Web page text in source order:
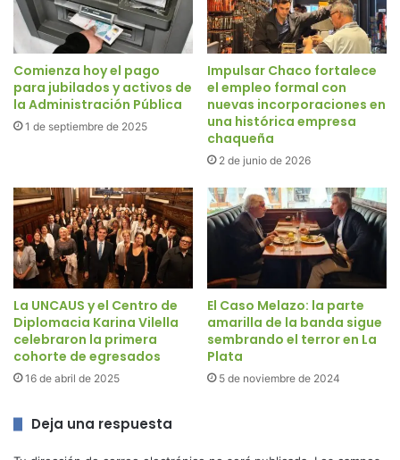
Comienza hoy el pago
para jubilados y activos de
la Administración Pública
1 de septiembre de 2025
Impulsar Chaco fortalece
el empleo formal con
nuevas incorporaciones en
una histórica empresa
chaqueña
2 de junio de 2026
La UNCAUS y el Centro de
Diplomacia Karina Vilella
celebraron la primera
cohorte de egresados
16 de abril de 2025
El Caso Melazo: la parte
amarilla de la banda sigue
sembrando el terror en La
Plata
5 de noviembre de 2024
Deja una respuesta